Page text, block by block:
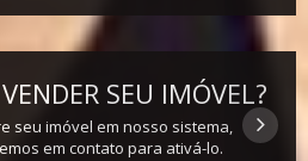
VENDER SEU IMÓVEL?
seu imóvel em nosso sistema,
em contato para ativá-lo.